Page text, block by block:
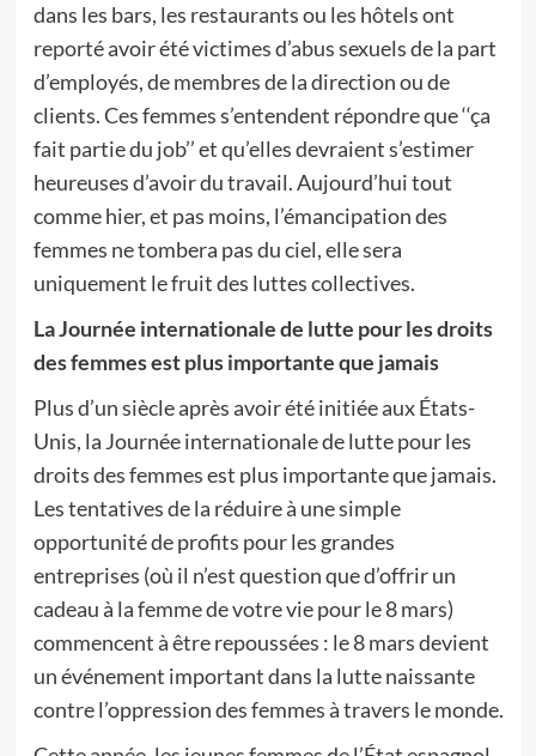
dans les bars, les restaurants ou les hôtels ont
reporté avoir été victimes d’abus sexuels de la part
d’employés, de membres de la direction ou de
clients. Ces femmes s’entendent répondre que ‘‘ça
fait partie du job’’ et qu’elles devraient s’estimer
heureuses d’avoir du travail. Aujourd’hui tout
comme hier, et pas moins, l’émancipation des
femmes ne tombera pas du ciel, elle sera
uniquement le fruit des luttes collectives.
La Journée internationale de lutte pour les droits
des femmes est plus importante que jamais
Plus d’un siècle après avoir été initiée aux États-
Unis, la Journée internationale de lutte pour les
droits des femmes est plus importante que jamais.
Les tentatives de la réduire à une simple
opportunité de profits pour les grandes
entreprises (où il n’est question que d’offrir un
cadeau à la femme de votre vie pour le 8 mars)
commencent à être repoussées : le 8 mars devient
un événement important dans la lutte naissante
contre l’oppression des femmes à travers le monde.